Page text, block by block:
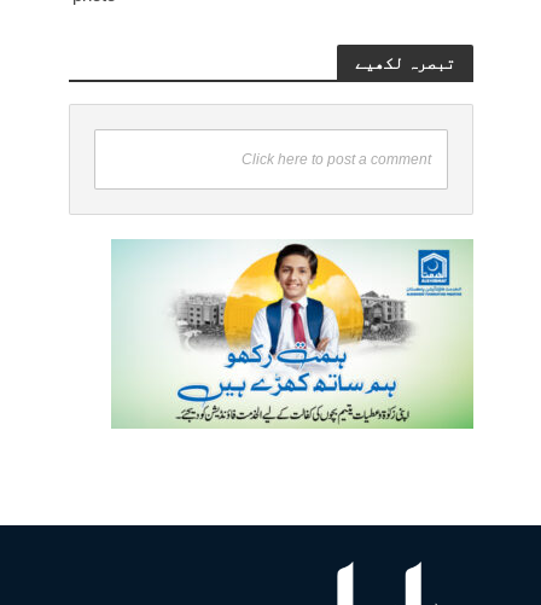
تبصرہ لکھیے
Click here to post a comment